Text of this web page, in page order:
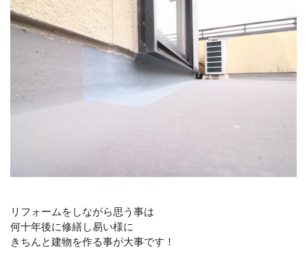
リフォームをしながら思う事は
何十年後に修繕し易い様に
きちんと建物を作る事が大事です！